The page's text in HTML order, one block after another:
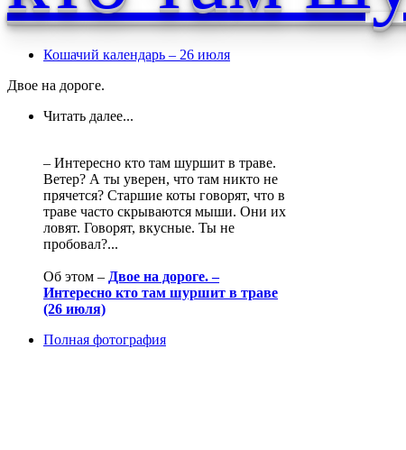
Кошачий календарь – 26 июля
Двое на дороге.
Читать далее...
– Интересно кто там шуршит в траве.
Ветер? А ты уверен, что там никто не
прячется? Старшие коты говорят, что в
траве часто скрываются мыши. Они их
ловят. Говорят, вкусные. Ты не
пробовал?...
Об этом – Двое на дороге. –
Интересно кто там шуршит в траве
(26 июля)
Полная фотография